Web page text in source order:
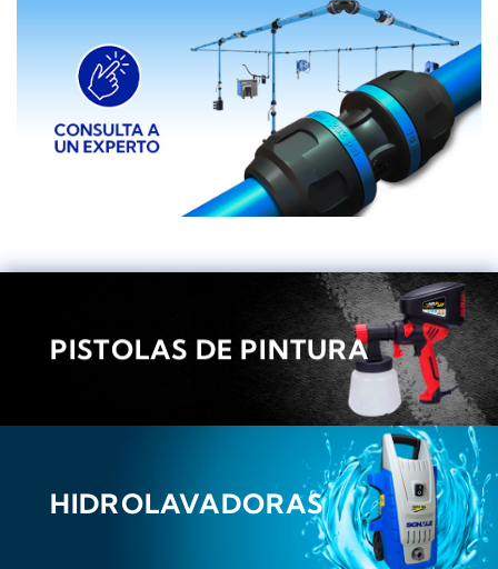
PISTOLAS DE PINTURA
HIDROLAVADORAS